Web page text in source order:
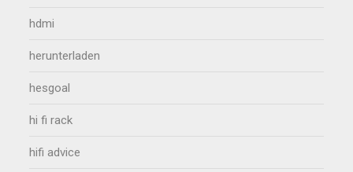
hdmi
herunterladen
hesgoal
hi fi rack
hifi advice